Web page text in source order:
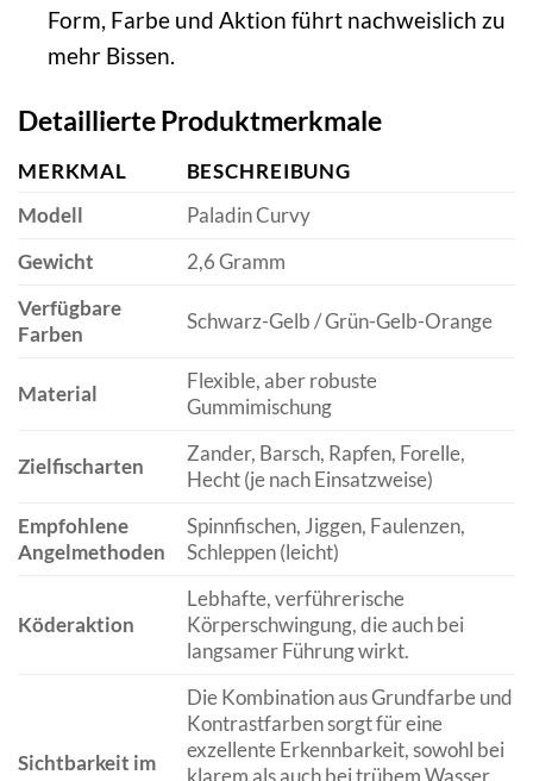
Form, Farbe und Aktion führt nachweislich zu
mehr Bissen.
Detaillierte Produktmerkmale
MERKMAL
BESCHREIBUNG
Modell
Paladin Curvy
Gewicht
2,6 Gramm
Verfügbare
Farben
Schwarz-Gelb / Grün-Gelb-Orange
Material
Flexible, aber robuste
Gummimischung
Zielfischarten
Zander, Barsch, Rapfen, Forelle,
Hecht (je nach Einsatzweise)
Empfohlene
Angelmethoden
Spinnfischen, Jiggen, Faulenzen,
Schleppen (leicht)
Köderaktion
Lebhafte, verführerische
Körperschwingung, die auch bei
langsamer Führung wirkt.
Sichtbarkeit im
Die Kombination aus Grundfarbe und
Kontrastfarben sorgt für eine
exzellente Erkennbarkeit, sowohl bei